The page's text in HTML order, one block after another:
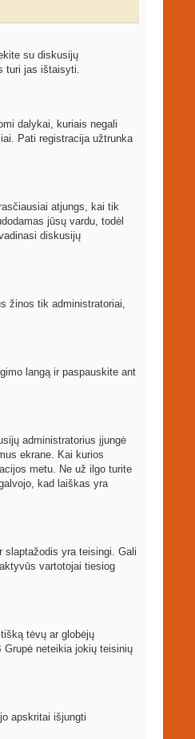
su diskusijų
turi jas ištaisyti.
dalykai, kuriais negali
Pati registracija užtrunka
atjungs, kai tik
jūsų vardu, todėl
diskusijų
žinos tik administratoriai,
langą ir paspauskite ant
administratorius įjungė
ekrane. Kai kurios
metu. Ne už ilgo turite
kad laiškas yra
slaptažodis yra teisingi. Gali
vartotojai tiesiog
tėvų ar globėjų
neteikia jokių teisinių
apskritai išjungti